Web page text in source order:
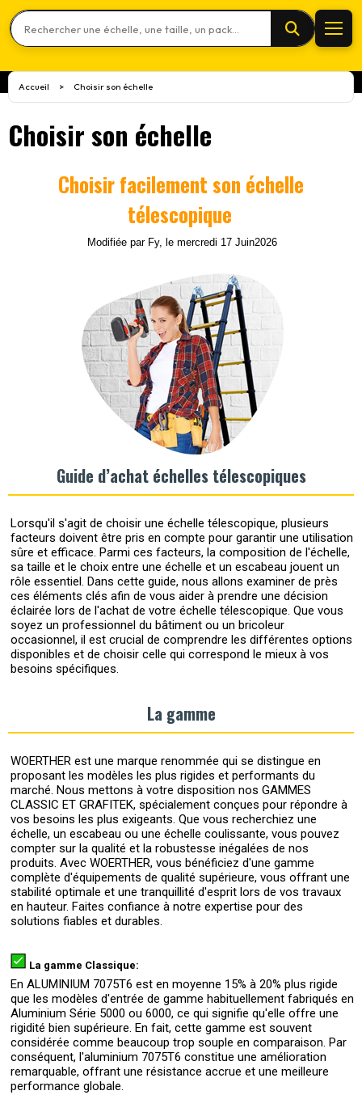
Rechercher un produit
Accueil > Choisir son échelle
Choisir son échelle
Choisir facilement son échelle
télescopique
Modifiée par Fy, le mercredi 17 Juin2026
Guide d’achat échelles télescopiques
Lorsqu'il s'agit de choisir une échelle télescopique, plusieurs
facteurs doivent être pris en compte pour garantir une utilisation
sûre et efficace. Parmi ces facteurs, la composition de l'échelle,
sa taille et le choix entre une échelle et un escabeau jouent un
rôle essentiel. Dans cette guide, nous allons examiner de près
ces éléments clés afin de vous aider à prendre une décision
éclairée lors de l'achat de votre échelle télescopique. Que vous
soyez un professionnel du bâtiment ou un bricoleur
occasionnel, il est crucial de comprendre les différentes options
disponibles et de choisir celle qui correspond le mieux à vos
besoins spécifiques.
La gamme
WOERTHER est une marque renommée qui se distingue en
proposant les modèles les plus rigides et performants du
marché. Nous mettons à votre disposition nos GAMMES
CLASSIC ET GRAFITEK, spécialement conçues pour répondre à
vos besoins les plus exigeants. Que vous recherchiez une
échelle, un escabeau ou une échelle coulissante, vous pouvez
compter sur la qualité et la robustesse inégalées de nos
produits. Avec WOERTHER, vous bénéficiez d'une gamme
complète d'équipements de qualité supérieure, vous offrant une
stabilité optimale et une tranquillité d'esprit lors de vos travaux
en hauteur. Faites confiance à notre expertise pour des
solutions fiables et durables.
La gamme Classique:
En ALUMINIUM 7075T6 est en moyenne 15% à 20% plus rigide
que les modèles d'entrée de gamme habituellement fabriqués en
Aluminium Série 5000 ou 6000, ce qui signifie qu'elle offre une
rigidité bien supérieure. En fait, cette gamme est souvent
considérée comme beaucoup trop souple en comparaison. Par
conséquent, l'aluminium 7075T6 constitue une amélioration
remarquable, offrant une résistance accrue et une meilleure
performance globale.